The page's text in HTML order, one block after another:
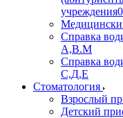
учреждения0
Справка
А,В.М
Справка
С,Д,Е
Стоматология
Взрослый
Детский